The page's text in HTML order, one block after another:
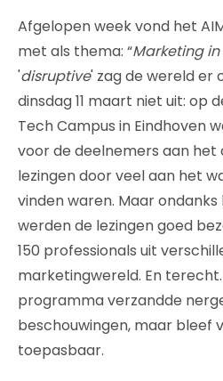
Afgelopen week vond het
met als thema: “Marketing
'disruptive' zag de wereld er
dinsdag 11 maart niet uit: op
Tech Campus in Eindhoven
voor de deelnemers aan het
lezingen door veel aan het
vinden waren. Maar
werden de lezingen goed
150 professionals uit
marketingwereld. En
programma verzandde
beschouwingen, maar bleef
toepasbaar.